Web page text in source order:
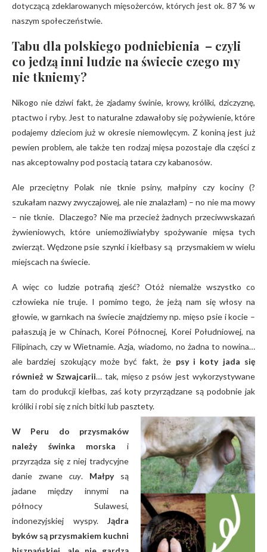
dotyczącą zdeklarowanych mięsożerców, których jest ok. 87 % w
naszym społeczeństwie.
Tabu dla polskiego podniebienia – czyli
co jedzą inni ludzie na świecie czego my
nie tkniemy?
Nikogo nie dziwi fakt, że zjadamy świnie, krowy, króliki, dziczyznę,
ptactwo i ryby. Jest to naturalne zdawałoby się pożywienie, które
podajemy dzieciom już w okresie niemowlęcym. Z koniną jest już
pewien problem, ale także ten rodzaj mięsa pozostaje dla części z
nas akceptowalny pod postacią tatara czy kabanosów.
Ale przeciętny Polak nie tknie psiny, małpiny czy kociny (?
szukałam nazwy zwyczajowej, ale nie znalazłam) – no nie ma mowy
– nie tknie. Dlaczego? Nie ma przecież żadnych przeciwwskazań
żywieniowych, które uniemożliwiałyby spożywanie mięsa tych
zwierząt. Wędzone psie szynki i kiełbasy są przysmakiem w wielu
miejscach na świecie.
A więc co ludzie potrafią zjeść? Otóż niemalże wszystko co
człowieka nie truje. I pomimo tego, że jeżą nam się włosy na
głowie, w garnkach na świecie znajdziemy np. mięso psie i kocie –
pałaszują je w Chinach, Korei Północnej, Korei Południowej, na
Filipinach, czy w Wietnamie. Azja, wiadomo, no żadna to nowina…
ale bardziej szokujący może być fakt, że psy i koty jada się
również w Szwajcarii… tak, mięso z psów jest wykorzystywane
tam do produkcji kiełbas, zaś koty przyrządzane są podobnie jak
króliki i robi się z nich bitki lub pasztety.
W Peru do przysmaków
należy świnka morska i
przyrządza się z niej tradycyjne
danie zwane cuy. Małpysą
jadane między innymi na
północy Sulawesi,
indonezyjskiej wyspy. Jądra
byków są przysmakiem kuchni